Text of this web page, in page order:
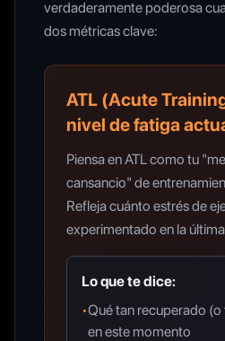
verdaderamente poderosa
dos métricas clave:
ATL (Acute
nivel de fatiga
Piensa en ATL como tu
cansancio" de
Refleja cuánto estrés de
experimentado en la
Lo que te dice:
•Qué tan recuperado
en este momento